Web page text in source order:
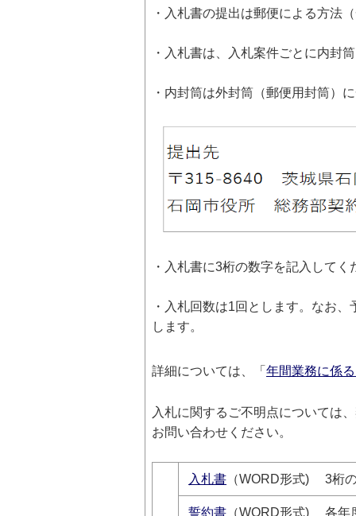
・入札書の提出は郵便による方法
・入札書は、入札案件ごとに内封
・内封筒は外封筒（郵便用封筒）
・入札書に3桁の数字を記入して
・入札回数は1回とします。なお
します。
詳細については、「 年間業務に係
入札に関するご不明点については
お問い合わせください。
入札書 （WORD形式) 3桁
誓約書 （WORD形式) 各年